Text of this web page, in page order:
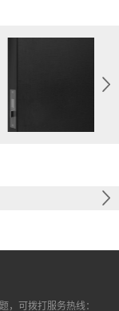
，可拨打服务热线：